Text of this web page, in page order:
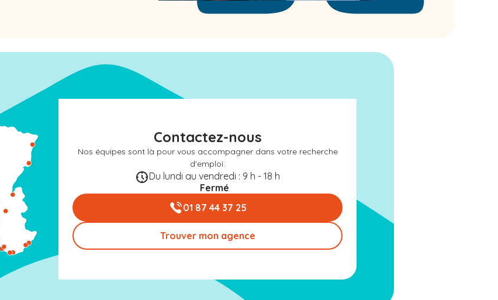
Contactez-nous
Nos équipes sont là pour vous accompagner dans votre recherche
d'emploi.
Du lundi au vendredi : 9 h - 18 h
Fermé
01 87 44 37 25
Trouver mon agence